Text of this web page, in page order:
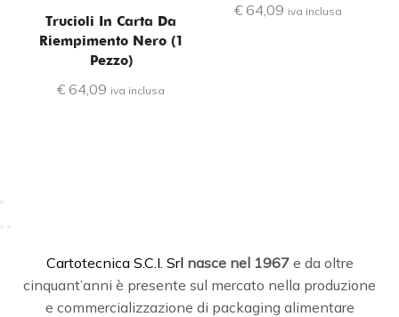
Trucioli In Carta Da
Riempimento Nero (1
Pezzo)
€ 64,09 iva inclusa
€ 64,09 iva inclusa
Cartotecnica S.C.I. Srl nasce nel 1967e da oltre
cinquant’anni è presente sul mercato nella produzione
e commercializzazione di packaging alimentare